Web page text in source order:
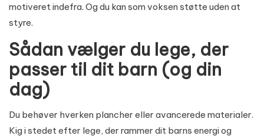
motiveret indefra. Og du kan som voksen støtte uden at
styre.
Sådan vælger du lege, der
passer til dit barn (og din
dag)
Du behøver hverken plancher eller avancerede materialer.
Kig i stedet efter lege, der rammer dit barns energi og